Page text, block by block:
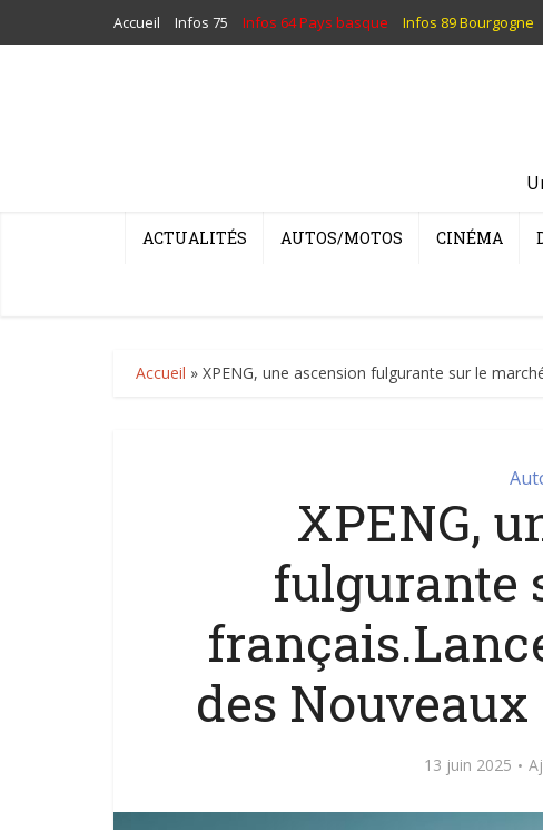
Accueil Infos 75 Infos 64 Pays basque Infos 89 Bourgogne
ACTUALITÉS AUTOS/MOTOS CINÉMA
Accueil » XPENG, une ascension fulgurante sur le
XPENG,
fulgurante
des Nouveaux
13 juin 2025